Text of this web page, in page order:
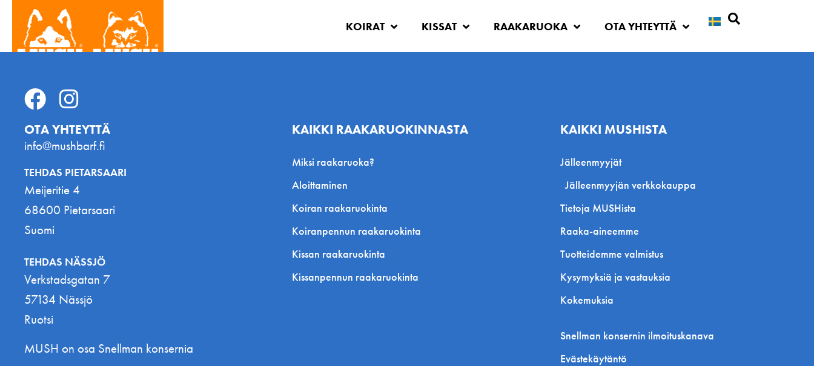
KOIRAT KISSAT RAAKARUOKA OTA YHTEYTTÄ
OTA YHTEYTTÄ
info@mushbarf.fi
TEHDAS PIETARSAARI
Meijeritie 4
68600 Pietarsaari
Suomi
TEHDAS NÄSSJÖ
Verkstadsgatan 7
57134 Nässjö
Ruotsi
MUSH on osa Snellman konsernia
KAIKKI RAAKARUOKINNASTA
Miksi raakaruoka?
Aloittaminen
Koiran raakaruokinta
Koiranpennun raakaruokinta
Kissan raakaruokinta
Kissanpennun raakaruokinta
KAIKKI MUSHISTA
Jälleenmyyjät
Jälleenmyyjän verkkokauppa
Tietoja MUSHista
Raaka-aineemme
Tuotteidemme valmistus
Kysymyksiä ja vastauksia
Kokemuksia
Snellman konsernin ilmoituskanava
Evästekäytäntö